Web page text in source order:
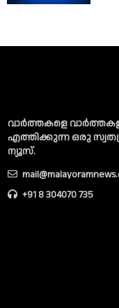
വാര്‍ത്തകളെ
എത്തിക്കുന്ന ഒരു
ന്യൂസ്‌.
+91 8 304070 735